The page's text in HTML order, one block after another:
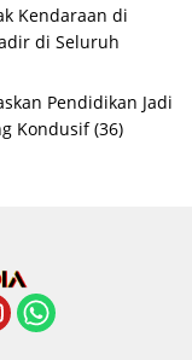
Kendaraan di
di Seluruh
Pendidikan Jadi
Kondusif (36)